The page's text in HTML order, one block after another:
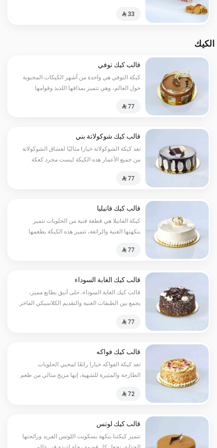
الكيك
قالب كيك توفي
كيكة التوفي هي واحدة من أشهر الكيكات المحبوبة
حول العالم، وهي تتميز بمذاقها اللذيذ وقوامها
قالب كيك شوكولاتة بني
تعد كيكة الشوكولاتة خيارا مثاليًا لعشاق الشوكولاتة
من جميع الأعمار هذه الكيكة ليست مجرد كعكة
قالب كيك فانيليا
كيكة الفانيلا هي قطعة فنية من الحلويات تتميز
بنكهتها الغنية والرائعة، تتميز هذه الكيكة بطعمها
قالب كيك الغابة السوداء
قالب كيك الغابة السوداء، حلى أنيق بطابع مميز،
يجمع بين الطبقات الغنية والتقديم الكلاسيكي الفاخر.
قالب كيك فواكه
تعد كيكة الفواكه خيارا رائعًا لمحبي الحلويات
الطازجة والمثيرة للشهية، إنها مزيج مثالي من طعم
⁨⁦‪‬ 72⁩
قالب كيك لوتس
تتميز كيكتنا بنكهة بسكويت اللوتس الفريد ورائحتها